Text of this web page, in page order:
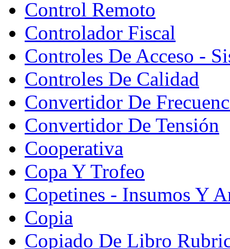
Control Remoto
Controlador Fiscal
Controles De Acceso -
Controles De Calidad
Convertidor De
Convertidor De Tensión
Cooperativa
Copa Y Trofeo
Copetines - Insumos Y
Copia
Copiado De Libro